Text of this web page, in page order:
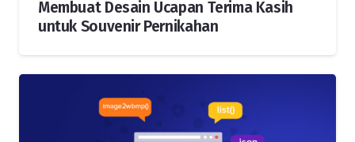
Membuat Desain Ucapan Terima Kasih
untuk Souvenir Pernikahan